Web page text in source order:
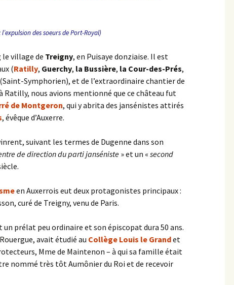
des soeurs de Port-Royal)
le village de Treigny, en Puisaye donziaise. Il est
(Ratilly, Guerchy, la Bussière, la Cour-des-Prés,
Symphorien), et de l’extraordinaire chantier de
Ratilly, nous avions mentionné que ce château fut
de Montgeron, qui y abrita des jansénistes attirés
, évêque d’Auxerre.
suivant les termes de Dugenne dans son
de direction du parti janséniste» et un « second
en Auxerrois eut deux protagonistes principaux :
curé de Treigny, venu de Paris.
un prélat peu ordinaire et son épiscopat dura 50 ans.
avait étudié au Collège Louis le Grandet
Mme de Maintenon – à qui sa famille était
nommé très tôt Aumônier du Roi et de recevoir